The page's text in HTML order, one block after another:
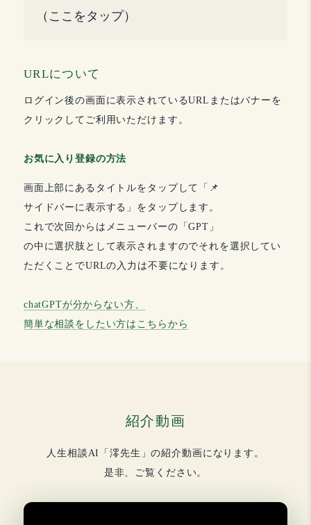
（ここをタップ）
URLについて
ログイン後の画面に表示されているURLまたはバナーを
クリックしてご利用いただけます。
お気に入り登録の方法
画面上部にあるタイトルをタップして「📌
サイドバーに表示する」をタップします。
これで次回からはメニューバーの「GPT」
の中に選択肢として表示されますのでそれを選択してい
ただくことでURLの入力は不要になります。
chatGPTが分からない方、
簡単な相談をしたい方はこちらから
紹介動画
人生相談AI「澪先生」の紹介動画になります。
是非、ご覧ください。